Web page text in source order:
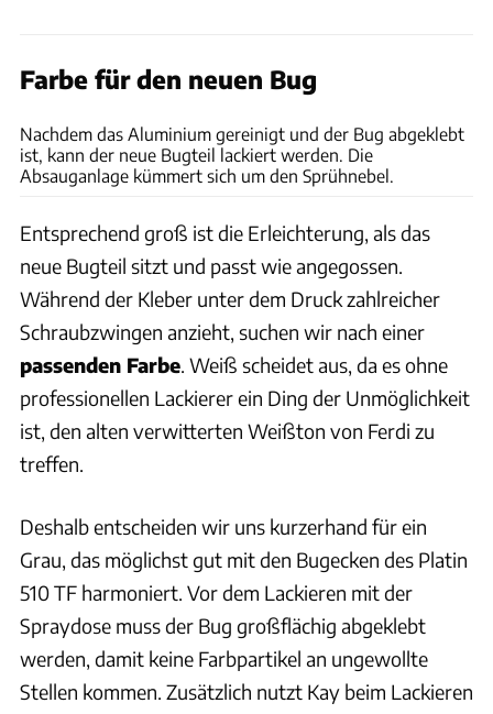
Farbe für den neuen Bug
Nachdem das Aluminium gereinigt und der Bug abgeklebt
ist, kann der neue Bugteil lackiert werden. Die
Absauganlage kümmert sich um den Sprühnebel.
Entsprechend groß ist die Erleichterung, als das
neue Bugteil sitzt und passt wie angegossen.
Während der Kleber unter dem Druck zahlreicher
Schraubzwingen anzieht, suchen wir nach einer
passenden Farbe. Weiß scheidet aus, da es ohne
professionellen Lackierer ein Ding der Unmöglichkeit
ist, den alten verwitterten Weißton von Ferdi zu
treffen.
Deshalb entscheiden wir uns kurzerhand für ein
Grau, das möglichst gut mit den Bugecken des Platin
510 TF harmoniert. Vor dem Lackieren mit der
Spraydose muss der Bug großflächig abgeklebt
werden, damit keine Farbpartikel an ungewollte
Stellen kommen. Zusätzlich nutzt Kay beim Lackieren